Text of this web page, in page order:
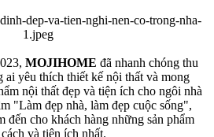
MOJIHOME đã nhanh chóng thu
ai yêu thích thiết kế nội thất và mong
nội thất đẹp và tiện ích cho ngôi nhà
"Làm đẹp nhà, làm đẹp cuộc sống",
đến cho khách hàng những sản phẩm
và tiện ích nhất.